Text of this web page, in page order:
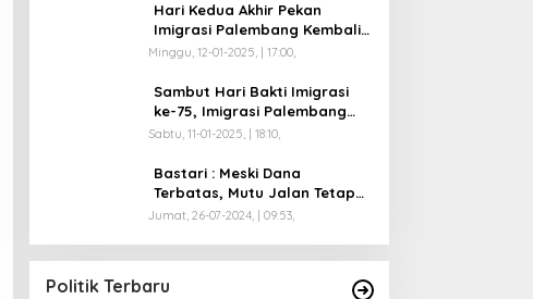
Hari Kedua Akhir Pekan
Imigrasi Palembang Kembali
Dilayani
Minggu, 12-01-2025, | 17:00,
Sambut Hari Bakti Imigrasi
ke-75, Imigrasi Palembang
Buka Paspor Simpatik Akhir
Sabtu, 11-01-2025, | 18:10,
Bastari : Meski Dana
Terbatas, Mutu Jalan Tetap
Diprioritaskan !
Jumat, 26-07-2024, | 09:53,
Politik Terbaru